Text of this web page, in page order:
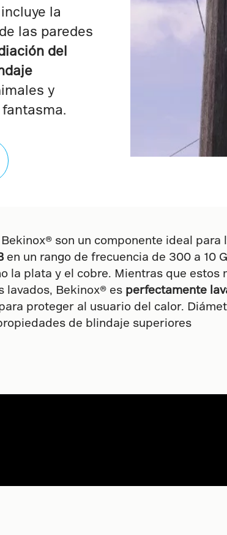
la
las paredes
del
y
son un componente ideal para
en un rango de frecuencia de 300 a 10
la plata y el cobre. Mientras que estos
lavados, Bekinox® es perfectamente
proteger al usuario del calor.
de blindaje superiores